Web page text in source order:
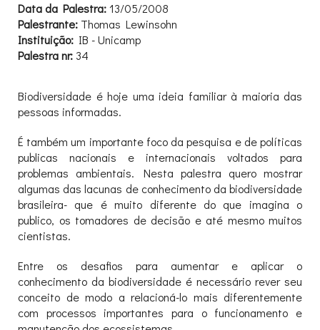
Data da Palestra:13/05/2008
Palestrante: Thomas Lewinsohn
Instituição: IB - Unicamp
Palestra nr: 34
Biodiversidade é hoje uma ideia familiar à maioria das
pessoas informadas.
É também um importante foco da pesquisa e de políticas
publicas nacionais e internacionais voltados para
problemas ambientais. Nesta palestra quero mostrar
algumas das lacunas de conhecimento da biodiversidade
brasileira- que é muito diferente do que imagina o
publico, os tomadores de decisão e até mesmo muitos
cientistas.
Entre os desafios para aumentar e aplicar o
conhecimento da biodiversidade é necessário rever seu
conceito de modo a relacioná-lo mais diferentemente
com processos importantes para o funcionamento e